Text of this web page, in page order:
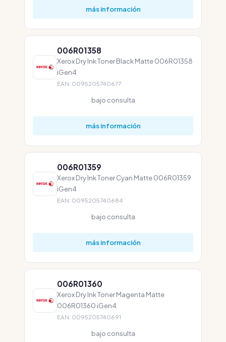
más información
006R01358
Xerox Dry Ink Toner Black Matte 006R01358
iGen4
EAN: 0095205740677
bajo consulta
más información
006R01359
Xerox Dry Ink Toner Cyan Matte 006R01359
iGen4
EAN: 0095205740684
bajo consulta
más información
006R01360
Xerox Dry Ink Toner Magenta Matte
006R01360 iGen4
EAN: 0095205740691
bajo consulta